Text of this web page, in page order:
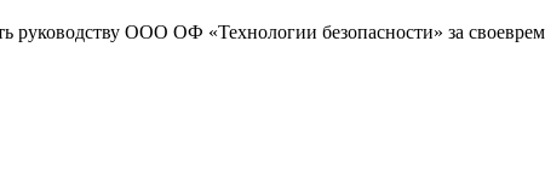
руководству ООО ОФ «Технологии безопасности» за